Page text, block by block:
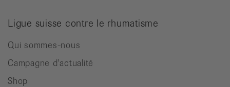
Ligue suisse contre le rhumatisme
Qui sommes-nous
Campagne d'actualité
Shop